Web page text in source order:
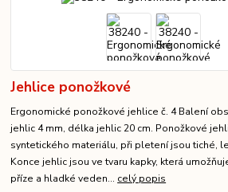
Jehlice ponožkové
Ergonomické ponožkové jehlice č. 4 Balení
jehlic 4 mm, délka jehlic 20 cm. Ponožkové
syntetického materiálu, při pletení jsou tiché,
Konce jehlic jsou ve tvaru kapky, která
příze a hladké veden... celý popis